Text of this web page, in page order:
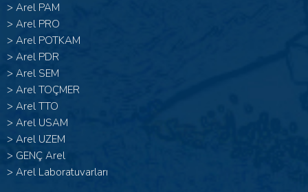
> Arel PAM
> Arel PRO
> Arel POTKAM
> Arel PDR
> Arel SEM
> Arel TOÇMER
> Arel TTO
> Arel USAM
> Arel UZEM
> GENÇ Arel
> Arel Laboratuvarları